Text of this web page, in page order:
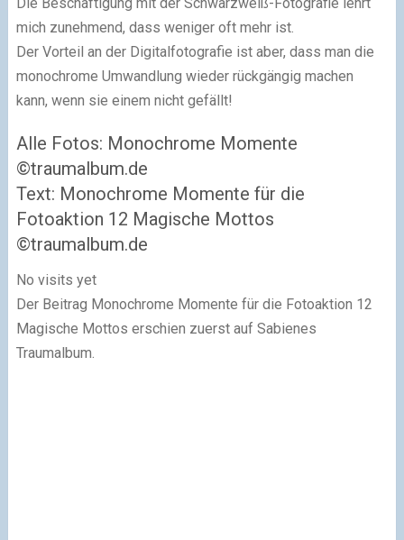
mich zunehmend, dass weniger oft mehr ist.
Der Vorteil an der Digitalfotografie ist aber, dass man die
monochrome Umwandlung wieder rückgängig machen
kann, wenn sie einem nicht gefällt!
Alle Fotos: Monochrome Momente
©traumalbum.de
Text: Monochrome Momente für die
Fotoaktion 12 Magische Mottos
©traumalbum.de
No visits yet
Der Beitrag Monochrome Momente für die Fotoaktion 12
Magische Mottos erschien zuerst auf Sabienes
Traumalbum.